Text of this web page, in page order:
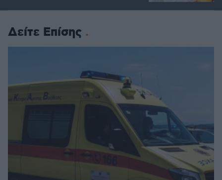
Δείτε Επίσης